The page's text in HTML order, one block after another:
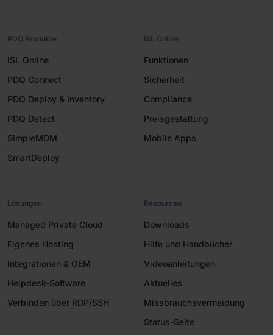
PDQ Produkte
ISL Online
PDQ Connect
PDQ Deploy & Inventory
PDQ Detect
SimpleMDM
SmartDeploy
ISL Online
Funktionen
Sicherheit
Compliance
Preisgestaltung
Mobile Apps
Lösungen
Managed Private Cloud
Eigenes Hosting
Integrationen & OEM
Helpdesk-Software
Verbinden über RDP/SSH
Resourcen
Downloads
Hilfe und Handbücher
Videoanleitungen
Aktuelles
Missbrauchsvermeidung
Status-Seite